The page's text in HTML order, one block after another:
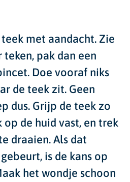
met aandacht.Zie
teken, pak dan een
Doe vooraf niks
de teek zit. Geen
dus. Grijp de teek zo
de huid vast, en trek
draaien. Als dat
is de kans op
het wondje schoon